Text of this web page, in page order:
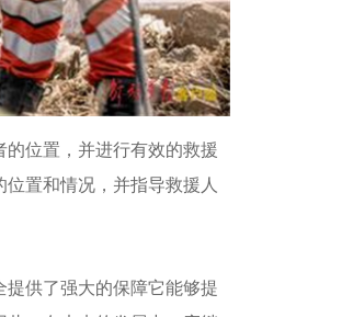
位置，并进行有效的救援
置和情况，并指导救援人
供了强大的保障它能够提